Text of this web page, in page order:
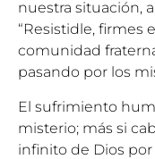
nuestra situación,
“Resistidle, firmes
comunidad
pasando por los
El sufrimiento
misterio; más si
infinito de Dios